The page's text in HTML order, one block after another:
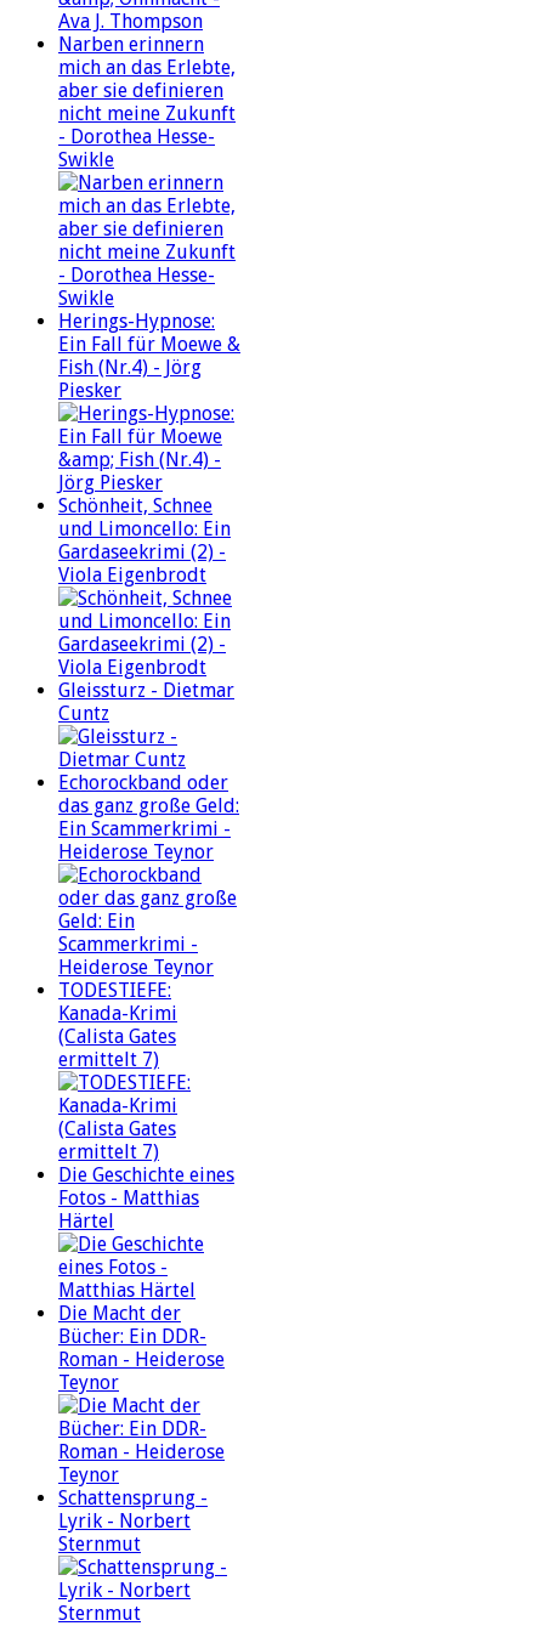
Narben erinnern
mich an das Erlebte,
aber sie definieren
nicht meine Zukunft
- Dorothea Hesse-
Swikle
Herings-Hypnose:
Ein Fall für Moewe &
Fish (Nr.4) - Jörg
Piesker
Schönheit, Schnee
und Limoncello: Ein
Gardaseekrimi (2) -
Viola Eigenbrodt
Gleissturz - Dietmar
Cuntz
Echorockband oder
das ganz große Geld:
Ein Scammerkrimi -
Heiderose Teynor
TODESTIEFE:
Kanada-Krimi
(Calista Gates
ermittelt 7)
Die Geschichte eines
Fotos - Matthias
Härtel
Die Macht der
Bücher: Ein DDR-
Roman - Heiderose
Teynor
Schattensprung -
Lyrik - Norbert
Sternmut